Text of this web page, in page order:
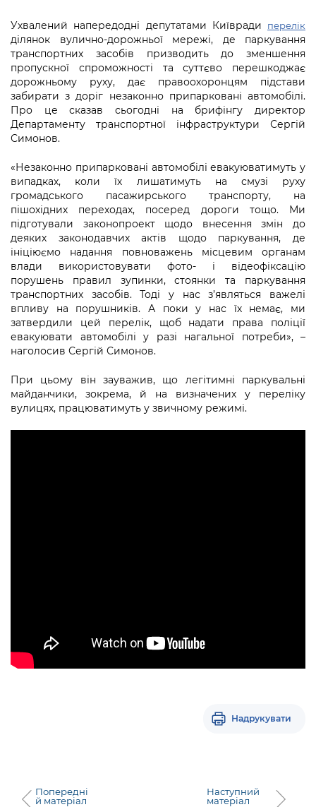
Kyiv International Relations
Річні звіти
Гендерна політика
Безбар'єрність
Портал Захисників та Захисниць
Безбар'єрність
Портал послуг
Міський застосунок Київ Цифровий
Важливе під час воєнного стану
Важливе під час воєнного стану
Портал даних Києва
Публічні дашборди
Ухвалений напередодні депутатами Київради перелік
ділянок вулично-дорожньої мережі, де паркування
транспортних засобів призводить до зменшення
пропускної спроможності та суттєво перешкоджає
дорожньому руху, дає правоохоронцям підстави
забирати з доріг незаконно припарковані автомобілі.
Про це сказав сьогодні на брифінгу директор
Департаменту транспортної інфраструктури Сергій
Симонов.
«Незаконно припарковані автомобілі евакуюватимуть у
випадках, коли їх лишатимуть на смузі руху
громадського пасажирського транспорту, на
пішохідних переходах, посеред дороги тощо. Ми
підготували законопроект щодо внесення змін до
деяких законодавчих актів щодо паркування, де
ініціюємо надання повноважень місцевим органам
влади використовувати фото- і відеофіксацію
порушень правил зупинки, стоянки та паркування
транспортних засобів. Тоді у нас з’являться важелі
впливу на порушників. А поки у нас їх немає, ми
затвердили цей перелік, щоб надати права поліції
евакуювати автомобілі у разі нагальної потреби», –
наголосив Сергій Симонов.
При цьому він зауважив, що легітимні паркувальні
майданчики, зокрема, й на визначених у переліку
вулицях, працюватимуть у звичному режимі.
Надрукувати
Попередні
й матеріал
Наступний
матеріал